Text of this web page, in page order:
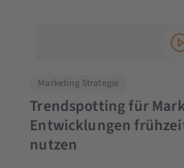
Marketing Strategie
Trendspotting für
Entwicklungen
nutzen